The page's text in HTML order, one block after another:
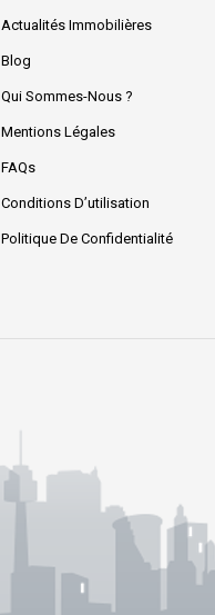
Actualités Immobilières
Blog
Qui Sommes-Nous ?
Mentions Légales
FAQs
Conditions D’utilisation
Politique De Confidentialité